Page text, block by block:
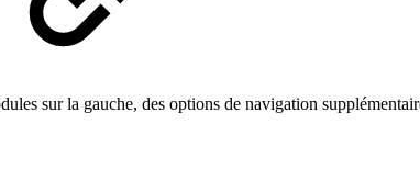
sur la gauche, des options de navigation